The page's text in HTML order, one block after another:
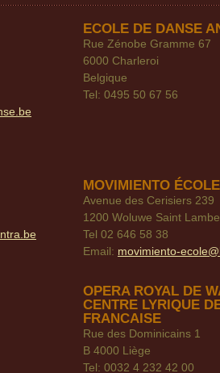
ECOLE DE DANSE
Rue Zénobe Gramme 67
6000 Charleroi
Belgique
Tel: 0495 50 67 56
MOVIMIENTO
Avenue des Cerisiers 239
1200 Woluwe Saint
Tel 02 646 58 38
Email: movimiento-
OPERA ROYAL DE
CENTRE LYRIQUE
FRANCAISE
Rue des Dominicains 1
B 4000 Liège
Tel: 0032 4 232 42 00